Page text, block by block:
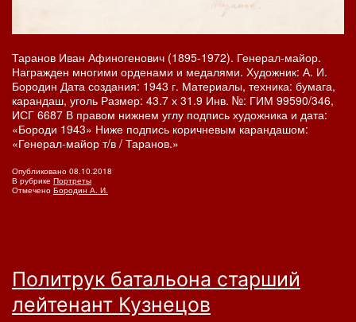
Таранов Иван Афиногенович (1895-1972). Генерал-майор.
Награжден многими орденами и медалями. Художник: А. И.
Бородин Дата создания: 1943 г. Материалы, техника: бумага,
карандаш, уголь Размер: 43.7 х 31.9 Инв. №: ГИМ 99590/346,
ИСГ 6687 В правом нижнем углу подпись художника и дата:
«Бороди 1943» Ниже подпись коричневым карандашом:
«Генерал-майор т/в / Таранов.»
Опубликовано 08.10.2018
В рубрике Портреты
Отмечено Бородин А. И.
Политрук батальона старший
лейтенант Кузнецов